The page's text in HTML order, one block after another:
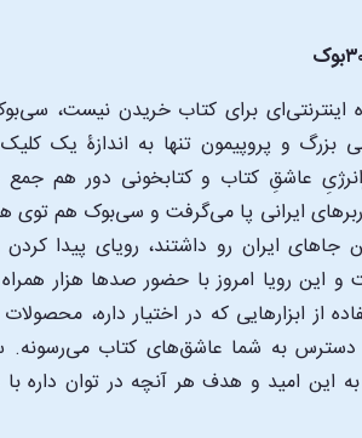
برای کتاب خریدن نیست،
عاشقِ کتاب و کتابخونی دور هم جمع
ایرانی پا می‌گرفت و سی‌بوک هم
جاهای ایران رو داشتند، رویای پیدا
این رویا امروز با حضور صدها هزار
از ابزارهایی که در اختیار داره،
دسترس به شما عاشق‌های کتاب می‌رسونه.
این امید و هدف هر آنچه در توان